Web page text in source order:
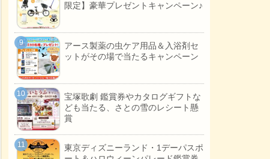
限定】豪華プレゼントキャンペーン♪
アース製薬の虫ケア用品＆入浴剤セ
ットがその場で当たるキャンペーン
宝塚歌劇 鑑賞券やカタログギフトな
ども当たる、さとの雪のレシート懸
賞
東京ディズニーランド・1デーパスポ